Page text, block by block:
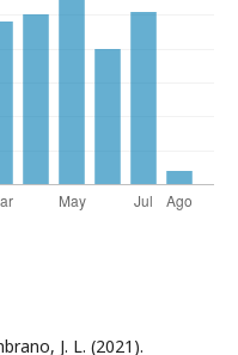
J. L. (2021).